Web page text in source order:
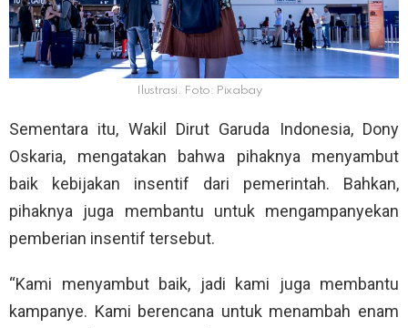
Ilustrasi. Foto: Pixabay
Sementara itu, Wakil Dirut Garuda Indonesia, Dony
Oskaria, mengatakan bahwa pihaknya menyambut
baik kebijakan insentif dari pemerintah. Bahkan,
pihaknya juga membantu untuk mengampanyekan
pemberian insentif tersebut.
“Kami menyambut baik, jadi kami juga membantu
kampanye. Kami berencana untuk menambah enam